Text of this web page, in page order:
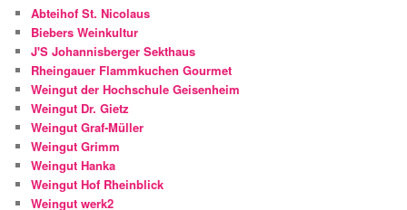
Abteihof St. Nicolaus
Biebers Weinkultur
J'S Johannisberger Sekthaus
Rheingauer Flammkuchen Gourmet
Weingut der Hochschule Geisenheim
Weingut Dr. Gietz
Weingut Graf-Müller
Weingut Grimm
Weingut Hanka
Weingut Hof Rheinblick
Weingut werk2